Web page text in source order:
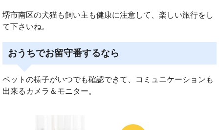
堺市南区の犬猫も飼い主も健康に注意して、楽しい旅行をし
て下さいね。
おうちでお留守番するなら
ペットの様子がいつでも確認できて、コミュニケーションも
出来るカメラ＆モニター。